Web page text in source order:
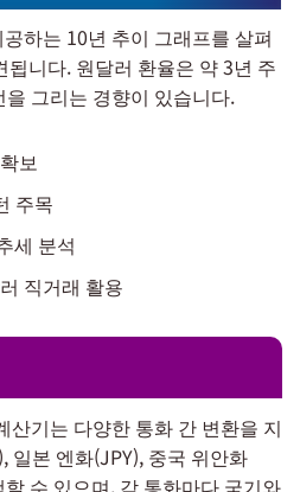
하는 10년 추이 그래프를 살펴
니다. 원달러 환율은 약 3년 주
그리는 경향이 있습니다.
보
주목
세 분석
직거래 활용
산기는 다양한 통화 간 변환을 지
일본 엔화(JPY), 중국 위안화